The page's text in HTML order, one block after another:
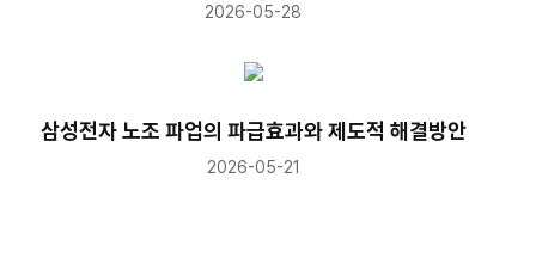
2026-05-28
삼성전자 노조 파업의 파급효과와 제도적 해결방안
2026-05-21